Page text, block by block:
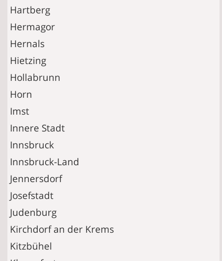
Hartberg
Hermagor
Hernals
Hietzing
Hollabrunn
Horn
Imst
Innere Stadt
Innsbruck
Innsbruck-Land
Jennersdorf
Josefstadt
Judenburg
Kirchdorf an der Krems
Kitzbühel